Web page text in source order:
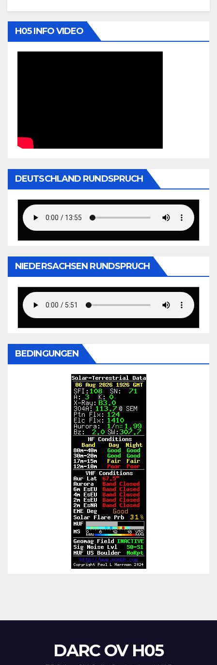
H05 INFO VIDEO
DEUTSCHLAND RUNDSPRUCH
NIEDERSACHSEN RUNDSPRUCH
BEDINGUNGEN
DARC OV H05